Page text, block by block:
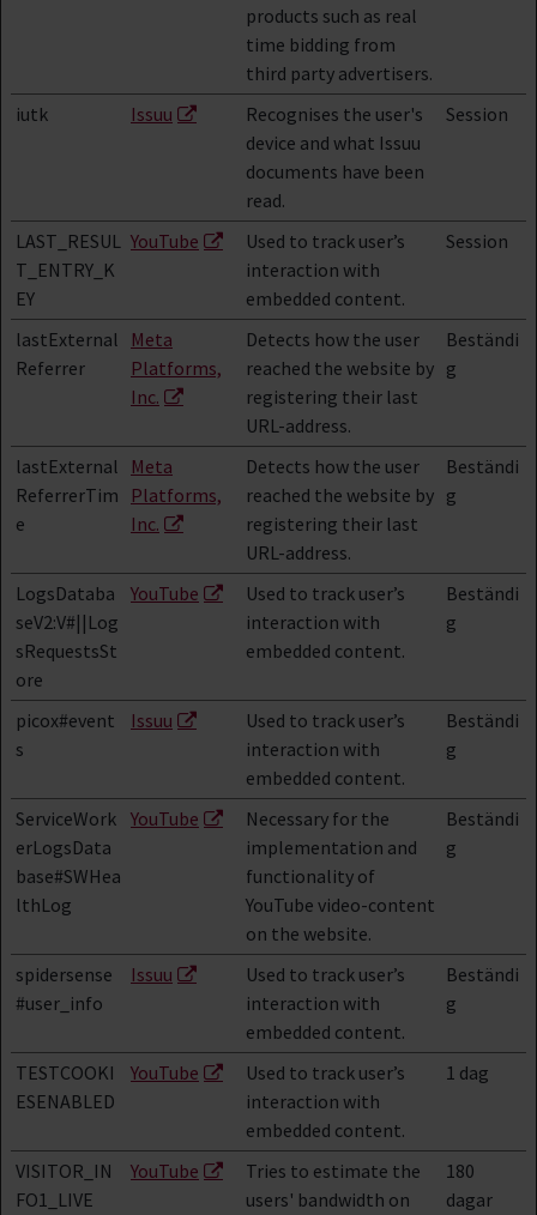
products such as real
time bidding from
third party advertisers.
iutk Issuu
Recognises the user's
device and what Issuu
documents have been
read.
Session
LAST_RESUL
T_ENTRY_K
EY
YouTube
Used to track user’s
interaction with
embedded content.
Session
lastExternal
Referrer
Meta
Platforms,
Inc.
Detects how the user
reached the website by
registering their last
URL-address.
Beständi
g
lastExternal
ReferrerTim
e
Meta
Platforms,
Inc.
Detects how the user
reached the website by
registering their last
URL-address.
Beständi
g
LogsDataba
seV2:V#||Log
sRequestsSt
ore
YouTube
Used to track user’s
interaction with
embedded content.
Beständi
g
picox#event
s
Issuu
Used to track user’s
interaction with
embedded content.
Beständi
g
ServiceWork
erLogsData
base#SWHea
lthLog
YouTube
Necessary for the
implementation and
functionality of
YouTube video-content
on the website.
Beständi
g
spidersense
#user_info
Issuu
Used to track user’s
interaction with
embedded content.
Beständi
g
TESTCOOKI
ESENABLED
YouTube
Used to track user’s
interaction with
embedded content.
1 dag
VISITOR_IN
FO1_LIVE
YouTube
Tries to estimate the
users' bandwidth on
180
dagar